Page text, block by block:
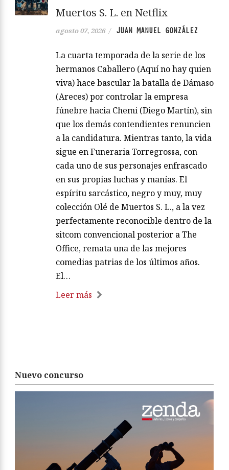
Muertos S. L. en Netflix
agosto 07, 2026 / JUAN MANUEL GONZÁLEZ
La cuarta temporada de la serie de los
hermanos Caballero (Aquí no hay quien
viva) hace bascular la batalla de Dámaso
(Areces) por controlar la empresa
fúnebre hacia Chemi (Diego Martín), sin
que los demás contendientes renuncien
a la candidatura. Mientras tanto, la vida
sigue en Funeraria Torregrossa, con
cada uno de sus personajes enfrascado
en sus propias luchas y manías. El
espíritu sarcástico, negro y muy, muy
colección Olé de Muertos S. L., a la vez
perfectamente reconocible dentro de la
sitcom convencional posterior a The
Office, remata una de las mejores
comedias patrias de los últimos años.
El…
Leer más
Nuevo concurso